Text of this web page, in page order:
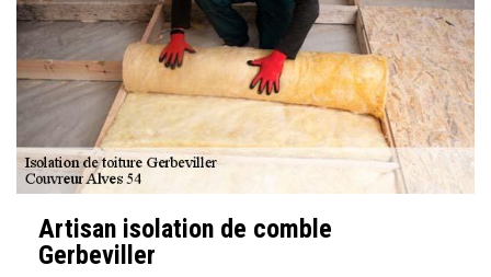
Artisan isolation de comble
Gerbeviller